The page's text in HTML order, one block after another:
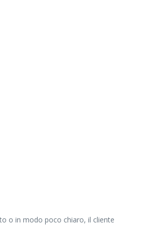
o in modo poco chiaro, il cliente